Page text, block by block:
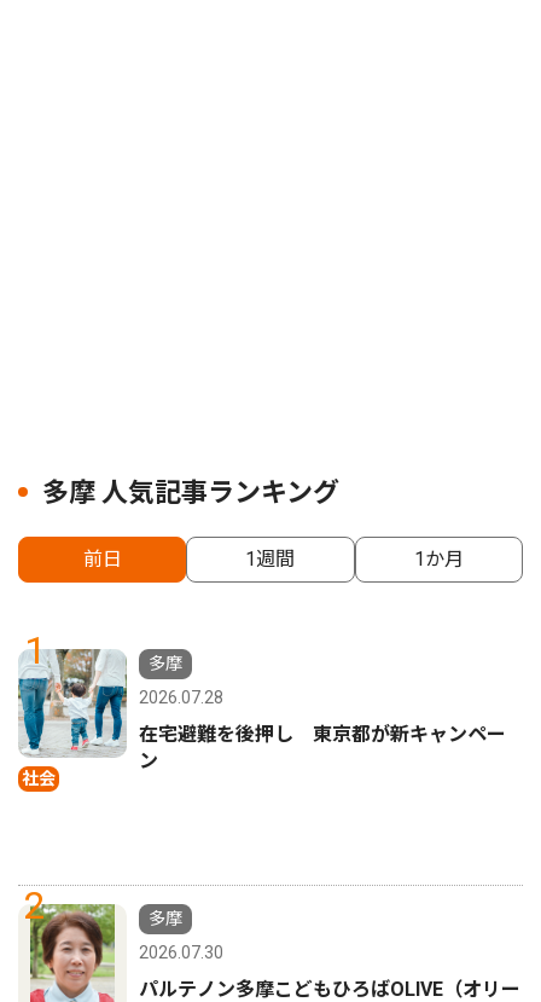
多摩 人気記事ランキング
前日 1週間 1か月
1
社会
多摩
2026.07.28
在宅避難を後押し 東京都が新キャンペー
ン
2
多摩
2026.07.30
パルテノン多摩こどもひろばOLIVE（オリー